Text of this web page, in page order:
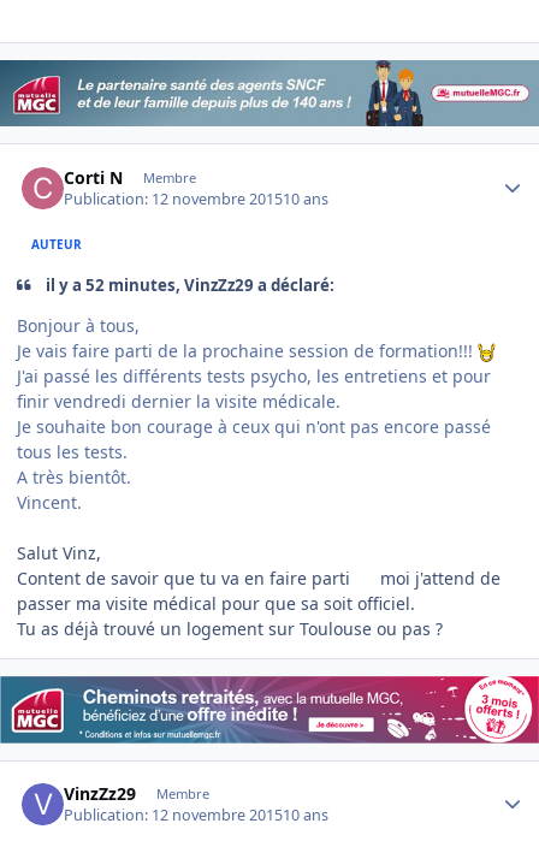
Corti N Membre
Publication: 12 novembre 201510 ans
AUTEUR
il y a 52 minutes, VinzZz29 a déclaré:
Bonjour à tous,
Je vais faire parti de la prochaine session de formation!!!
J'ai passé les différents tests psycho, les entretiens et pour
finir vendredi dernier la visite médicale.
Je souhaite bon courage à ceux qui n'ont pas encore passé
tous les tests.
A très bientôt.
Vincent.
Salut Vinz,
Content de savoir que tu va en faire parti
moi j'attend de
passer ma visite médical pour que sa soit officiel.
Tu as déjà trouvé un logement sur Toulouse ou pas ?
VinzZz29 Membre
Publication: 12 novembre 201510 ans